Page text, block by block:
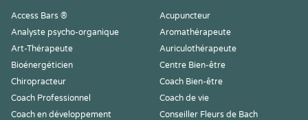
Access Bars ®
Acupuncteur
Analyste psycho-organique
Aromathérapeute
Art-Thérapeute
Auriculothérapeute
Bioénergéticien
Centre Bien-être
Chiropracteur
Coach Bien-être
Coach Professionnel
Coach de vie
Coach en développement
Conseiller Fleurs de Bach